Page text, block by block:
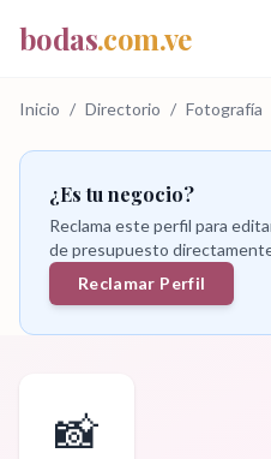
bodas.com.ve
Inicio / Directorio / Fotografía
¿Es tu negocio?
Reclama este perfil para
de presupuesto
Reclamar Perfil
📸